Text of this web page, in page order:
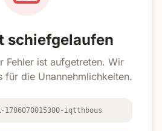
schiefgelaufen
Fehler ist aufgetreten. Wir
für die Unannehmlichkeiten.
1786070015300-iqtthbous